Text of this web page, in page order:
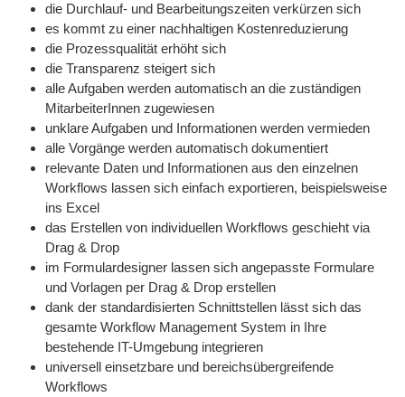
die Durchlauf- und Bearbeitungszeiten verkürzen sich
es kommt zu einer nachhaltigen Kostenreduzierung
die Prozessqualität erhöht sich
die Transparenz steigert sich
alle Aufgaben werden automatisch an die zuständigen
MitarbeiterInnen zugewiesen
unklare Aufgaben und Informationen werden vermieden
alle Vorgänge werden automatisch dokumentiert
relevante Daten und Informationen aus den einzelnen
Workflows lassen sich einfach exportieren, beispielsweise
ins Excel
das Erstellen von individuellen Workflows geschieht via
Drag & Drop
im Formulardesigner lassen sich angepasste Formulare
und Vorlagen per Drag & Drop erstellen
dank der standardisierten Schnittstellen lässt sich das
gesamte Workflow Management System in Ihre
bestehende IT-Umgebung integrieren
universell einsetzbare und bereichsübergreifende
Workflows